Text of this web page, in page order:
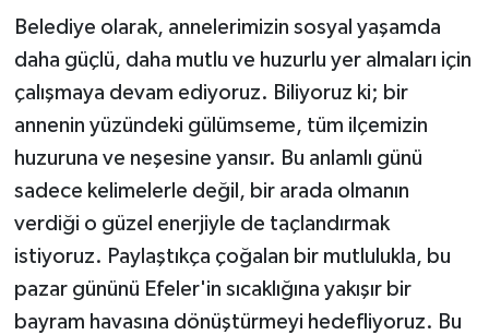
Belediye olarak, annelerimizin sosyal yaşamda
daha güçlü, daha mutlu ve huzurlu yer almaları için
çalışmaya devam ediyoruz. Biliyoruz ki; bir
annenin yüzündeki gülümseme, tüm ilçemizin
huzuruna ve neşesine yansır. Bu anlamlı günü
sadece kelimelerle değil, bir arada olmanın
verdiği o güzel enerjiyle de taçlandırmak
istiyoruz. Paylaştıkça çoğalan bir mutlulukla, bu
pazar gününü Efeler'in sıcaklığına yakışır bir
bayram havasına dönüştürmeyi hedefliyoruz. Bu